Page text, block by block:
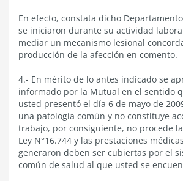
En efecto, constata dicho
se iniciaron durante su actividad
mediar un mecanismo lesional
producción de la afección en comento.
4.- En mérito de lo antes indicado se
informado por la Mutual en el sentido
usted presentó el día 6 de mayo de
una patología común y no constituye
trabajo, por consiguiente, no procede
Ley N°16.744 y las prestaciones
generaron deben ser cubiertas por el
común de salud al que usted se